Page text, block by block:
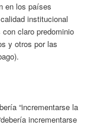
en los países
institucional
claro predominio
y otros por las
“incrementarse la
incrementarse